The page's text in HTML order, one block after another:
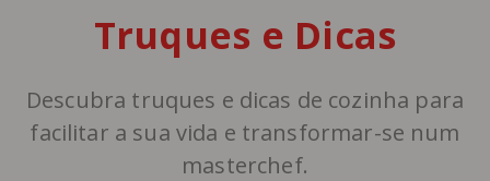
Truques e Dicas
Descubra truques e dicas de cozinha para
facilitar a sua vida e transformar-se num
masterchef.